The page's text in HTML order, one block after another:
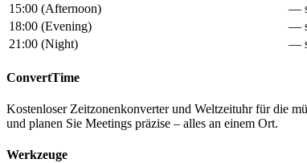
15:00 (Afternoon)
—
18:00 (Evening)
—
21:00 (Night) —
ConvertTime
Kostenloser Zeitzonenkonverter und Weltzeituhr für die
und planen Sie Meetings präzise – alles an einem Ort.
Werkzeuge